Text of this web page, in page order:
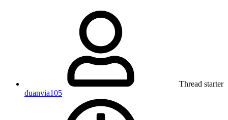
Thread starter
duanvia105